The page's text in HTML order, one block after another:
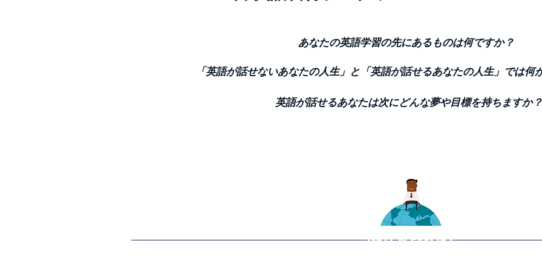
あなたの英語学習の先にあるものは何ですか？
「英語が話せないあなたの人生」と「英語が話せるあなたの人生」では何
英語が話せるあなたは次にどんな夢や目標を持ちますか？
GRIT & EFFORT